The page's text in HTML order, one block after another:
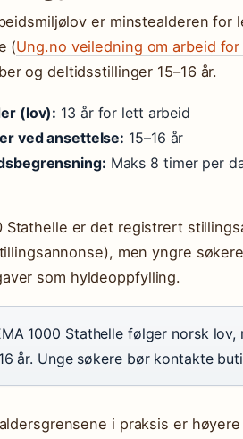
er minstealderen for
(Ung.no veiledning om arbeid
og deltidsstillinger 15–16 år.
(lov): 13 år for lett arbeid
ved ansettelse: 15–16 år
Maks 8 timer per
Stathelle er det registrert
men yngre
som hyldeoppfylling.
1000 Stathelle følger norsk
år. Unge søkere bør kontakte
i praksis er